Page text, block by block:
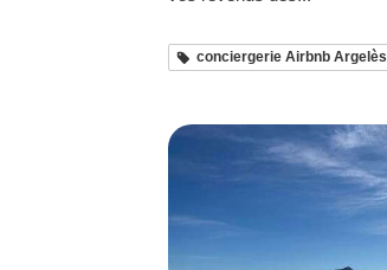
conciergerie Airbnb Argelès